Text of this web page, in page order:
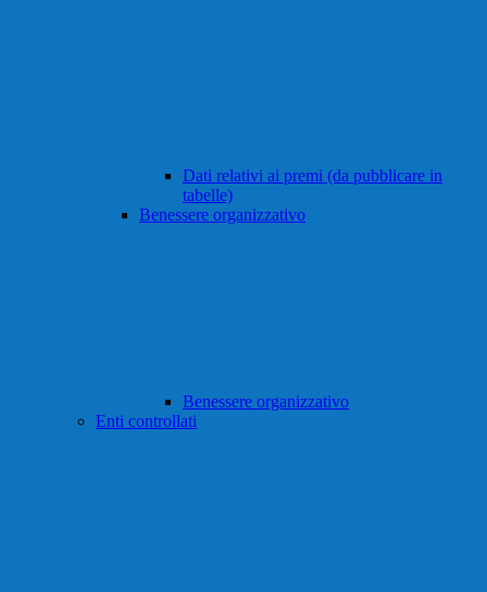
Dati relativi ai premi (da pubblicare in
tabelle)
Benessere organizzativo
Benessere organizzativo
Enti controllati